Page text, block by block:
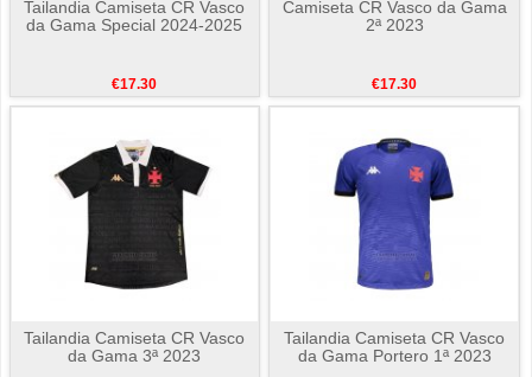
Tailandia Camiseta CR Vasco
da Gama Special 2024-2025
€17.30
Camiseta CR Vasco da Gama
2ª 2023
€17.30
Tailandia Camiseta CR Vasco
da Gama 3ª 2023
Tailandia Camiseta CR Vasco
da Gama Portero 1ª 2023